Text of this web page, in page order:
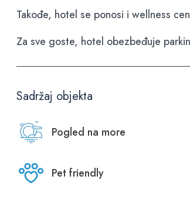
Takođe, hotel se ponosi i wellness
Za sve goste, hotel obezbeđuje
Sadržaj objekta
Pogled na more
Pet friendly